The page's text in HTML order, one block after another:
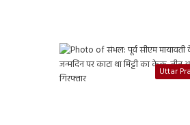
Uttar